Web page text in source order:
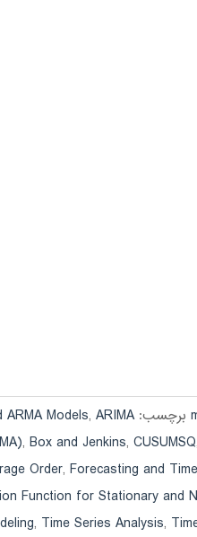
برچسب: Models, ARIMA در پیش‌بینی بلندمدت تقاضای برق
, Box and Jenkins, CUSUMSQ,
Order, Forecasting and
Function for Stationary and
, Time Series Analysis,